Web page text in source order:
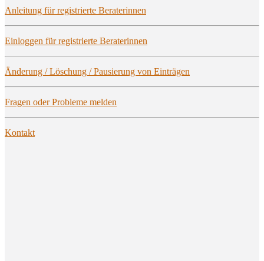
Anlei­tung für regis­trier­te Beraterinnen
Ein­log­gen für regis­trier­te Beraterinnen
Ände­rung / Löschung / Pau­sie­rung von Einträgen
Fra­gen oder Pro­ble­me melden
Kon­takt